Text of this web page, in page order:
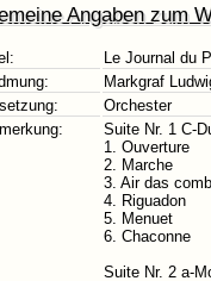
Angaben zum
Le Journal du
Markgraf
Orchester
Suite Nr. 1 C-
1. Ouverture
2. Marche
3. Air das
4. Riguadon
5. Menuet
6. Chaconne
Suite Nr. 2 a-